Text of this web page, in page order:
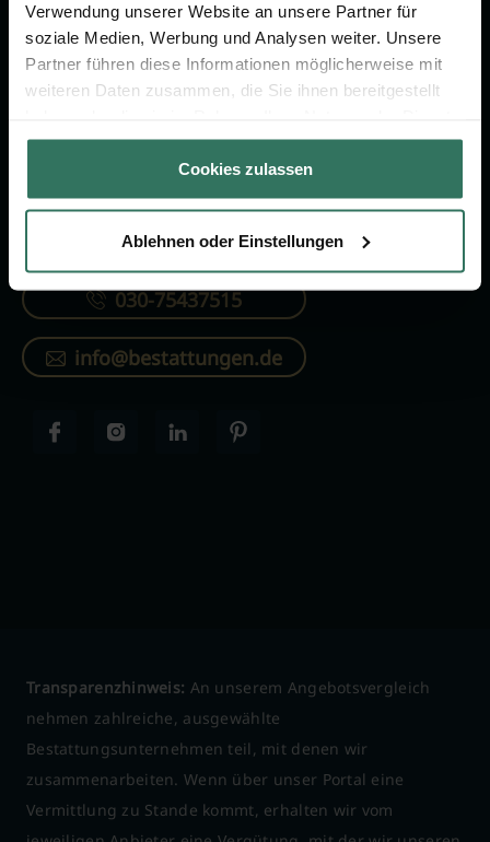
Verwendung unserer Website an unsere Partner für
soziale Medien, Werbung und Analysen weiter. Unsere
Partner führen diese Informationen möglicherweise mit
weiteren Daten zusammen, die Sie ihnen bereitgestellt
gesammelt haben.
Cookies zulassen
Ablehnen oder Einstellungen
FÜR SIE
Vergleich
Verzeichnis
FÜR BESTATTER
Online-Portal
KONTAKTIEREN SIE UNS
030-75437515
info@bestattungen.de
Transparenzhinweis: An unserem Angebotsvergleich
nehmen zahlreiche, ausgewählte
Bestattungsunternehmen teil, mit denen wir
zusammenarbeiten. Wenn über unser Portal eine
Vermittlung zu Stande kommt, erhalten wir vom